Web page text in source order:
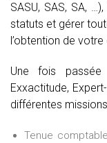
SASU, SAS, SA,
statuts et gérer
l’obtention de
Une fois passée
Exxactitude,
différentes
Tenue